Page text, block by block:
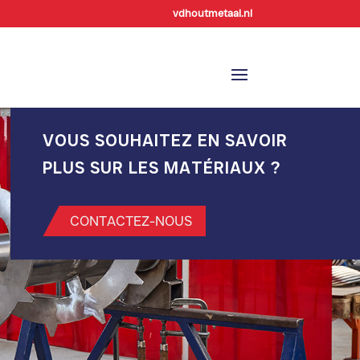
vdhoutmetaal.nl
VOUS SOUHAITEZ EN SAVOIR
PLUS SUR LES MATÉRIAUX ?
CONTACTEZ-NOUS